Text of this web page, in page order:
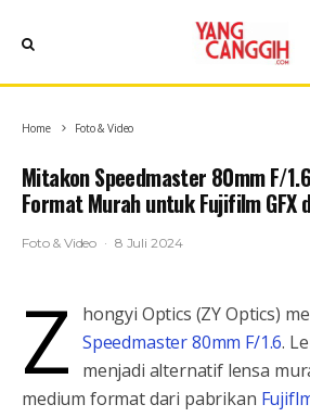
Home Foto & Video
Mitakon Speedmaster 80mm F/
Format Murah untuk Fujifilm GFX
Foto & Video · 8 Juli 2024
Z hongyi Optics (ZY Optics)
Speedmaster 80mm F/1.6.
menjadi alternatif lensa
medium format dari pabrikan